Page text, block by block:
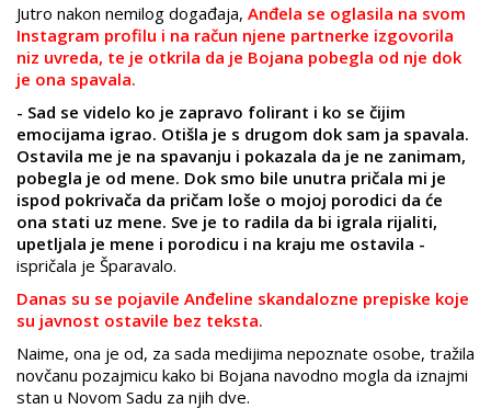
Jutro nakon nemilog događaja, Anđela se oglasila na svom
Instagram profilu i na račun njene partnerke izgovorila
niz uvreda, te je otkrila da je Bojana pobegla od nje dok
je ona spavala.
- Sad se videlo ko je zapravo folirant i ko se čijim
emocijama igrao. Otišla je s drugom dok sam ja spavala.
Ostavila me je na spavanju i pokazala da je ne zanimam,
pobegla je od mene. Dok smo bile unutra pričala mi je
ispod pokrivača da pričam loše o mojoj porodici da će
ona stati uz mene. Sve je to radila da bi igrala rijaliti,
upetljala je mene i porodicu i na kraju me ostavila -
ispričala je Šparavalo.
Danas su se pojavile Anđeline skandalozne prepiske koje
su javnost ostavile bez teksta.
Naime, ona je od, za sada medijima nepoznate osobe, tražila
novčanu pozajmicu kako bi Bojana navodno mogla da iznajmi
stan u Novom Sadu za njih dve.